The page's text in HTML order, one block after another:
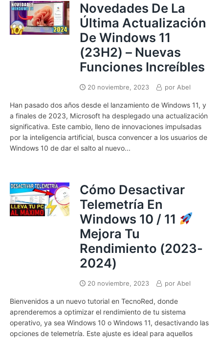
Novedades De La
Última Actualización
De Windows 11
(23H2) – Nuevas
Funciones Increíbles
20 noviembre, 2023 por Abel
Han pasado dos años desde el lanzamiento de Windows 11, y
a finales de 2023, Microsoft ha desplegado una actualización
significativa. Este cambio, lleno de innovaciones impulsadas
por la inteligencia artificial, busca convencer a los usuarios de
Windows 10 de dar el salto al nuevo...
Cómo Desactivar
Telemetría En
Windows 10 / 11
Mejora Tu
Rendimiento (2023-
2024)
20 noviembre, 2023 por Abel
Bienvenidos a un nuevo tutorial en TecnoRed, donde
aprenderemos a optimizar el rendimiento de tu sistema
operativo, ya sea Windows 10 o Windows 11, desactivando las
opciones de telemetría. Este ajuste es ideal para aquellos